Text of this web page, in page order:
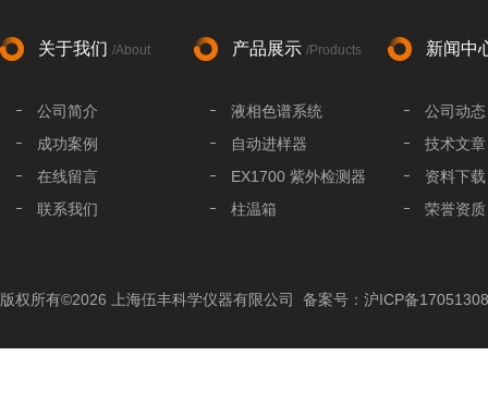
关于我们 /About
公司简介
成功案例
在线留言
联系我们
产品展示 /Products
液相色谱系统
自动进样器
EX1700 紫外检测器
柱温箱
色谱工作站
新闻中
公司动态
技术文章
资料下载
荣誉资质
版权所有©2026 上海伍丰科学仪器有限公司 备案号：沪ICP备